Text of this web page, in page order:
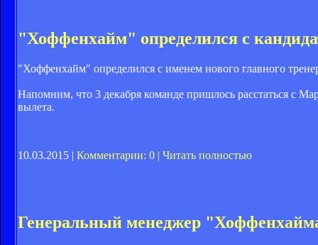
"Хоффенхайм" определился с
"Хоффенхайм" определился с именем нового главного
Напомним, что 3 декабря команде пришлось расстаться с
вылета.
10.03.2015 | Комментарии: 0 | Читать полностью
Генеральный менеджер